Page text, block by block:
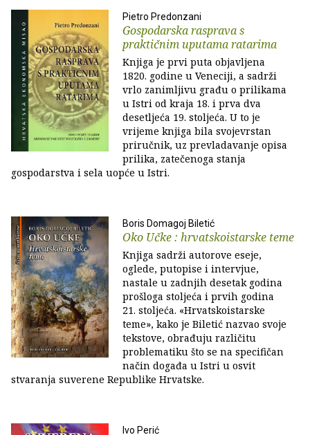
Pietro Predonzani
Gospodarska rasprava s
praktičnim uputama ratarima
Knjiga je prvi puta objavljena
1820. godine u Veneciji, a sadrži
vrlo zanimljivu građu o prilikama
u Istri od kraja 18. i prva dva
desetljeća 19. stoljeća. U to je
vrijeme knjiga bila svojevrstan
priručnik, uz prevladavanje opisa
prilika, zatečenoga stanja
gospodarstva i sela uopće u Istri.
Boris Domagoj Biletić
Oko Učke : hrvatskoistarske teme
Knjiga sadrži autorove eseje,
oglede, putopise i intervjue,
nastale u zadnjih desetak godina
prošloga stoljeća i prvih godina
21. stoljeća. «Hrvatskoistarske
teme», kako je Biletić nazvao svoje
tekstove, obrađuju različitu
problematiku što se na specifičan
način događa u Istri u osvit
stvaranja suverene Republike Hrvatske.
Ivo Perić